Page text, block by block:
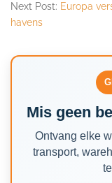
Next Post: Europa
havens
Mis geen
Ontvang elke
transport,